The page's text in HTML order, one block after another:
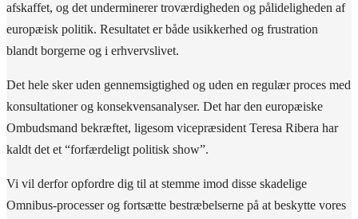
afskaffet, og det underminerer troværdigheden og pålideligheden af
europæisk politik. Resultatet er både usikkerhed og frustration
blandt borgerne og i erhvervslivet.
Det hele sker uden gennemsigtighed og uden en regulær proces med
konsultationer og konsekvensanalyser. Det har den europæiske
Ombudsmand bekræftet, ligesom vicepræsident Teresa Ribera har
kaldt det et “forfærdeligt politisk show”.
Vi vil derfor opfordre dig til at stemme imod disse skadelige
Omnibus-processer og fortsætte bestræbelserne på at beskytte vores